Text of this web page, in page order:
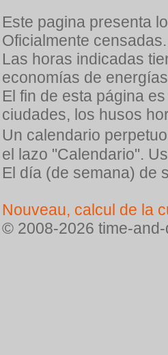
Este pagina presenta
Oficialmente censadas.
Las horas indicadas
economías de
El fin de esta página
ciudades, los husos
Un calendario
el lazo "Calendario".
El día (de semana) de
Nouveau, calcul de la
© 2008-2026 time-and-